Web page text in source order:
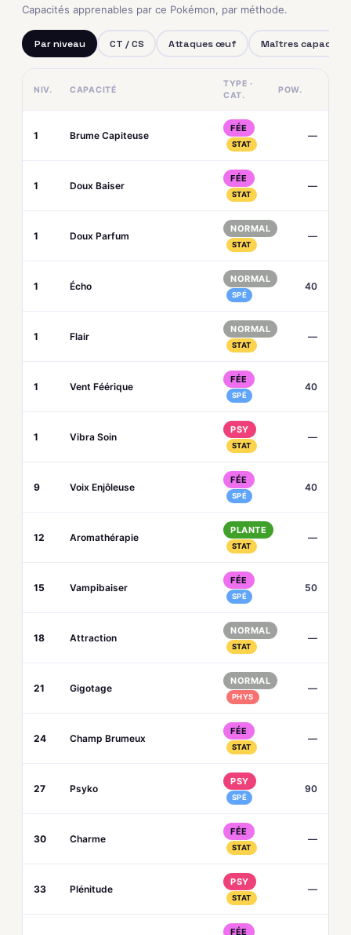
Capacités apprenables par ce Pokémon, par méthode.
Par niveau CT / CS Attaques œuf Maîtres capacités
NIV. CAPACITÉ
TYPE ·
CAT.
POW.
1 Brume Capiteuse
FÉE
STAT
—
1 Doux Baiser
FÉE
STAT
—
1 Doux Parfum
NORMAL
STAT
—
1 Écho
NORMAL
SPÉ
40
1 Flair
NORMAL
STAT
—
1 Vent Féérique
FÉE
SPÉ
40
1 Vibra Soin
PSY
STAT
—
9 Voix Enjôleuse
FÉE
SPÉ
40
12 Aromathérapie
PLANTE
STAT
—
15 Vampibaiser
FÉE
SPÉ
50
18 Attraction
NORMAL
STAT
—
21 Gigotage
NORMAL
PHYS
—
24 Champ Brumeux
FÉE
STAT
—
27 Psyko
PSY
SPÉ
90
30 Charme
FÉE
STAT
—
33 Plénitude
PSY
STAT
—
FÉE